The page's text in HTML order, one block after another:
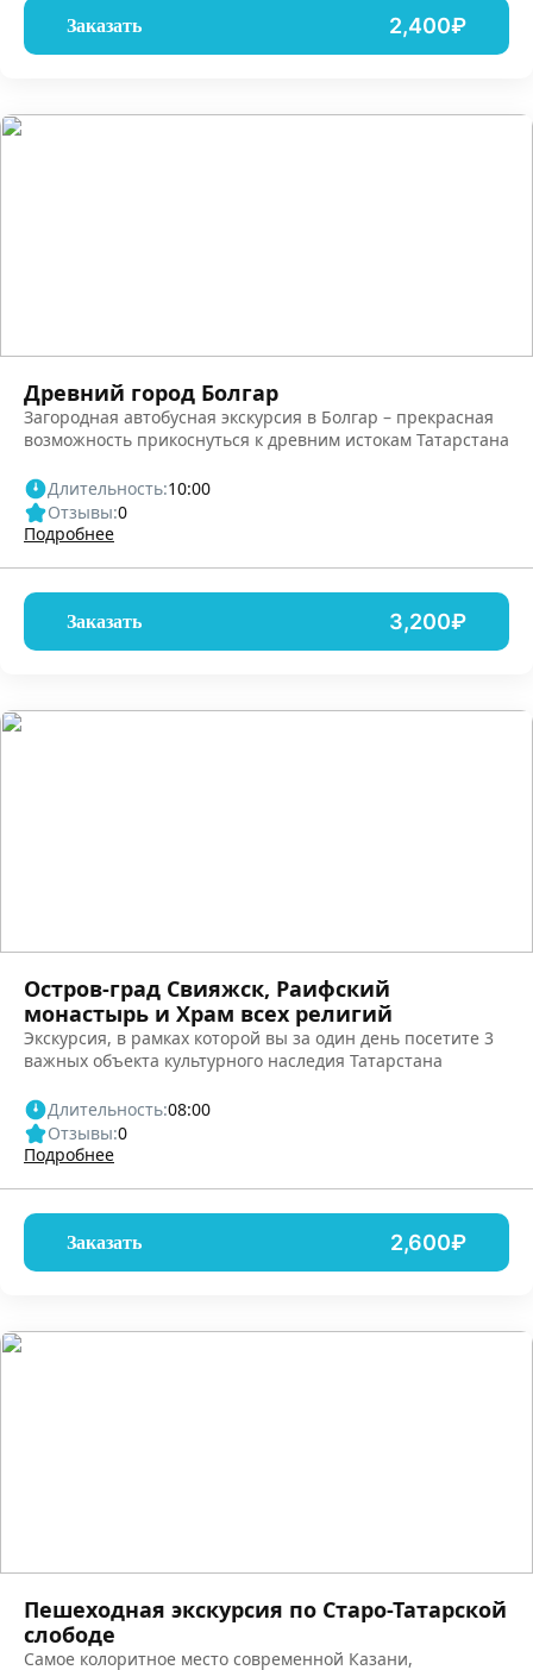
Заказать 2,400₽
Древний город Болгар
Загородная автобусная экскурсия в Болгар – прекрасная
возможность прикоснуться к древним истокам Татарстана
Длительность:10:00
Отзывы:0
Подробнее
Заказать 3,200₽
Остров-град Свияжск, Раифский
монастырь и Храм всех религий
Экскурсия, в рамках которой вы за один день посетите 3
важных объекта культурного наследия Татарстана
Длительность:08:00
Отзывы:0
Подробнее
Заказать 2,600₽
Пешеходная экскурсия по Старо-Татарской
слободе
Самое колоритное место современной Казани,